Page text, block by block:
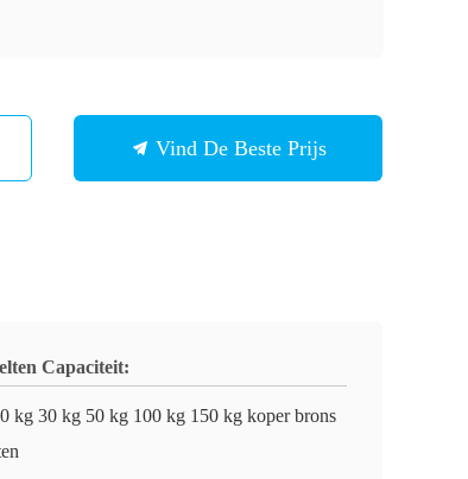
Vind De Beste Prijs
Capaciteit:
kg 30 kg 50 kg 100 kg 150 kg koper brons